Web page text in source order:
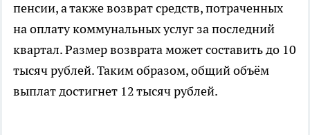
пенсии, а также возврат средств, потраченных
на оплату коммунальных услуг за последний
квартал. Размер возврата может составить до 10
тысяч рублей. Таким образом, общий объём
выплат достигнет 12 тысяч рублей.